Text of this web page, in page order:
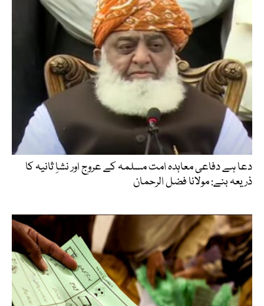
دعا ہے دفاعی معاہدہ امت مسلمہ کے عروج اور نشاِ ثانیہ کا
ذریعہ بنے: مولانا فضل الرحمان